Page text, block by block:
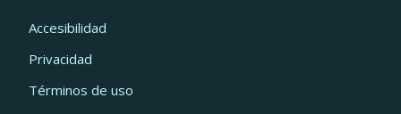
Accesibilidad
Privacidad
Términos de uso